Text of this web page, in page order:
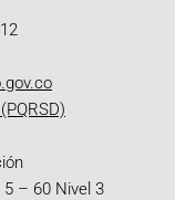
5 – 60 Nivel 3